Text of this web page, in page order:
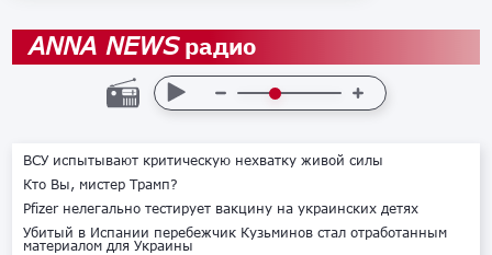
ANNA NEWSрадио
ВСУ испытывают критическую нехватку живой силы
Кто Вы, мистер Трамп?
Pfizer нелегально тестирует вакцину на украинских детях
Убитый в Испании перебежчик Кузьминов стал отработанным
материалом для Украины